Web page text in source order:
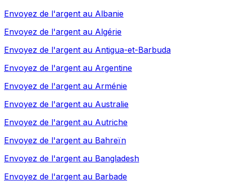
Envoyez de l'argent au Albanie
Envoyez de l'argent au Algérie
Envoyez de l'argent au Antigua-et-Barbuda
Envoyez de l'argent au Argentine
Envoyez de l'argent au Arménie
Envoyez de l'argent au Australie
Envoyez de l'argent au Autriche
Envoyez de l'argent au Bahreïn
Envoyez de l'argent au Bangladesh
Envoyez de l'argent au Barbade